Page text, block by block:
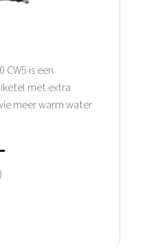
CW5 is een
met extra
meer warm water